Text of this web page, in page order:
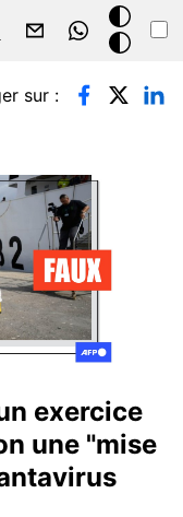
Mode
sombre
sur :
exercice
une "mise